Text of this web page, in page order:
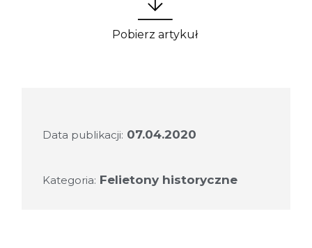
Pobierz artykuł
Data publikacji: 07.04.2020
Kategoria: Felietony historyczne